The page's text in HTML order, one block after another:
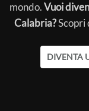
mondo.Vuoi
Calabria?Scopri
DIVENTA